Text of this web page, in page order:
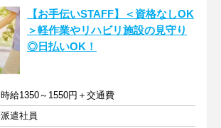
【お手伝いSTAFF】＜資格なしOK
＞軽作業やリハビリ施設の見守り
◎日払いOK！
時給1350～1550円＋交通費
派遣社員